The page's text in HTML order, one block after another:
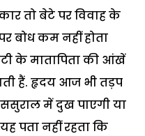
तो बेटे पर विवाह के
बोध कम नहीं होता
के मातापिता की आंखें
हैं. हृदय आज भी तड़प
में दुख पाएगी या
पता नहीं रहता कि